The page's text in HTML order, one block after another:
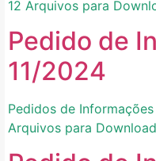
12 Arquivos para
Pedido de
11/2024
Pedidos de Informações
Arquivos para